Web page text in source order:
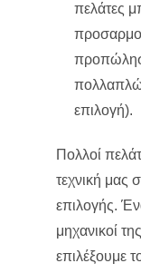
πελάτες
επιλογή).
Πολλοί
τεχνική μας
επιλογής.
μηχανικοί
επιλέξουμε